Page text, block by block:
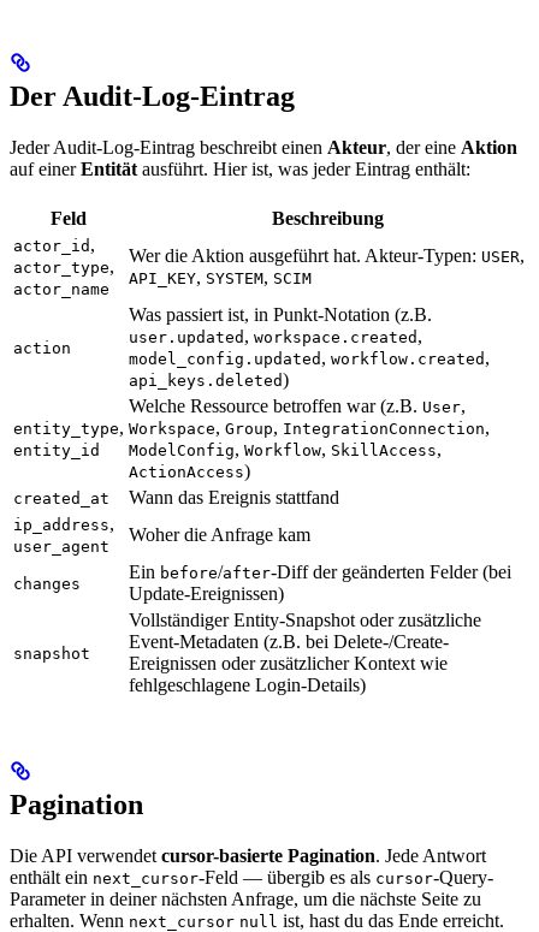
Der Audit-Log-Eintrag
Jeder Audit-Log-Eintrag beschreibt einen Akteur, der eine Aktion
auf einerEntität ausführt. Hier ist, was jeder Eintrag enthält:
Feld Beschreibung
actor_id ,
actor_type,
actor_name
Wer die Aktion ausgeführt hat. Akteur-Typen: USER,
API_KEY, SYSTEM, SCIM
action
Was passiert ist, in Punkt-Notation (z.B.
user.updated , workspace.created ,
model_config.updated , workflow.created ,
api_keys.deleted)
entity_type,
entity_id
Welche Ressource betroffen war (z.B. User,
Workspace, Group, IntegrationConnection,
ModelConfig, Workflow, SkillAccess,
ActionAccess)
created_at Wann das Ereignis stattfand
ip_address,
user_agent
Woher die Anfrage kam
changes
Ein before/after-Diff der geänderten Felder (bei
Update-Ereignissen)
snapshot
Vollständiger Entity-Snapshot oder zusätzliche
Event-Metadaten (z.B. bei Delete-/Create-
Ereignissen oder zusätzlicher Kontext wie
fehlgeschlagene Login-Details)
Pagination
Die API verwendet cursor-basierte Pagination. Jede Antwort
enthält ein next_cursor-Feld — übergib es als cursor-Query-
Parameter in deiner nächsten Anfrage, um die nächste Seite zu
erhalten. Wenn next_cursor null ist, hast du das Ende erreicht.